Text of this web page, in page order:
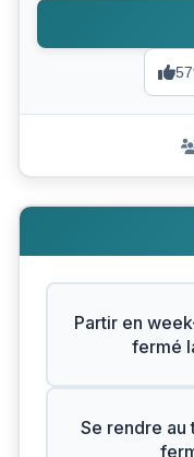
Partir en
fermé
Se rendre au